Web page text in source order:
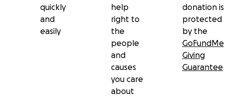
quickly
and
easily
help
right to
the
people
and
causes
you care
about
donation is
protected
by the
GoFundMe
Giving
Guarantee